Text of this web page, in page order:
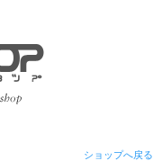
ショップへ戻る